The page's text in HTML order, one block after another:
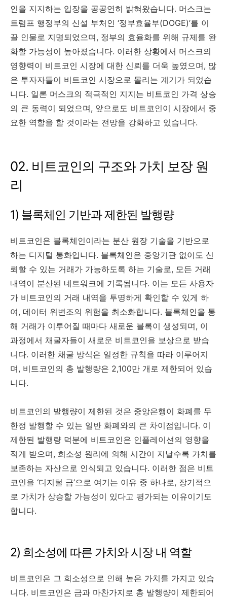
인을 지지하는 입장을 공공연히 밝혀왔습니다. 머스크는
트럼프 행정부의 신설 부처인 ‘정부효율부(DOGE)’를 이
끌 인물로 지명되었으며, 정부의 효율화를 위해 규제를 완
화할 가능성이 높아졌습니다. 이러한 상황에서 머스크의
영향력이 비트코인 시장에 대한 신뢰를 더욱 높였으며, 많
은 투자자들이 비트코인 시장으로 몰리는 계기가 되었습
니다. 일론 머스크의 적극적인 지지는 비트코인 가격 상승
의 큰 동력이 되었으며, 앞으로도 비트코인이 시장에서 중
요한 역할을 할 것이라는 전망을 강화하고 있습니다.
02. 비트코인의 구조와 가치 보장 원
리
1) 블록체인 기반과 제한된 발행량
비트코인은 블록체인이라는 분산 원장 기술을 기반으로
하는 디지털 통화입니다. 블록체인은 중앙기관 없이도 신
뢰할 수 있는 거래가 가능하도록 하는 기술로, 모든 거래
내역이 분산된 네트워크에 기록됩니다. 이는 모든 사용자
가 비트코인의 거래 내역을 투명하게 확인할 수 있게 하
여, 데이터 위변조의 위험을 최소화합니다. 블록체인을 통
해 거래가 이루어질 때마다 새로운 블록이 생성되며, 이
과정에서 채굴자들이 새로운 비트코인을 보상으로 받습
니다. 이러한 채굴 방식은 일정한 규칙을 따라 이루어지
며, 비트코인의 총 발행량은 2,100만 개로 제한되어 있습
니다.
비트코인의 발행량이 제한된 것은 중앙은행이 화폐를 무
한정 발행할 수 있는 일반 화폐와의 큰 차이점입니다. 이
제한된 발행량 덕분에 비트코인은 인플레이션의 영향을
적게 받으며, 희소성 원리에 의해 시간이 지날수록 가치를
보존하는 자산으로 인식되고 있습니다. 이러한 점은 비트
코인을 ‘디지털 금’으로 여기는 이유 중 하나로, 장기적으
로 가치가 상승할 가능성이 있다고 평가되는 이유이기도
합니다.
2) 희소성에 따른 가치와 시장 내 역할
비트코인은 그 희소성으로 인해 높은 가치를 가지고 있습
니다. 비트코인은 금과 마찬가지로 총 발행량이 제한되어